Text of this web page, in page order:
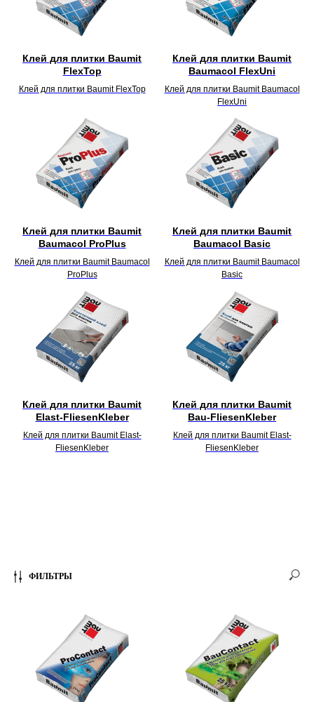
Клей для плитки Baumit
FlexTop
Клей для плитки Baumit FlexTop
Клей для плитки Baumit
Baumacol FlexUni
Клей для плитки Baumit Baumacol
FlexUni
Клей для плитки Baumit
Baumacol ProPlus
Клей для плитки Baumit Baumacol
ProPlus
Клей для плитки Baumit
Baumacol Basic
Клей для плитки Baumit Baumacol
Basic
Клей для плитки Baumit
Elast-FliesenKleber
Клей для плитки Baumit Elast-
FliesenKleber
Клей для плитки Baumit
Bau-FliesenKleber
Клей для плитки Baumit Elast-
FliesenKleber
ФИЛЬТРЫ